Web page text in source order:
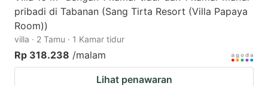
pribadi di Tabanan (Sang Tirta Resort (Villa Papaya
Room))
villa · 2 Tamu · 1 Kamar tidur
Rp 318.238 /malam
Lihat penawaran